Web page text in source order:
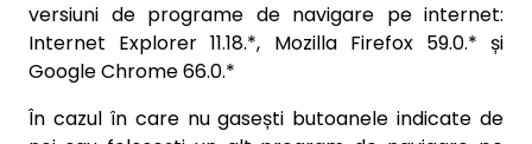
versiuni de programe de navigare pe internet:
Internet Explorer 11.18.*, Mozilla Firefox 59.0.* și
Google Chrome 66.0.*
În cazul în care nu gasești butoanele indicate de